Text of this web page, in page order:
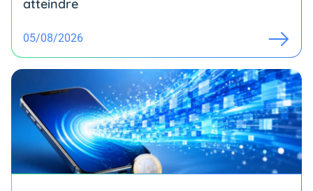
atteindre
05/08/2026